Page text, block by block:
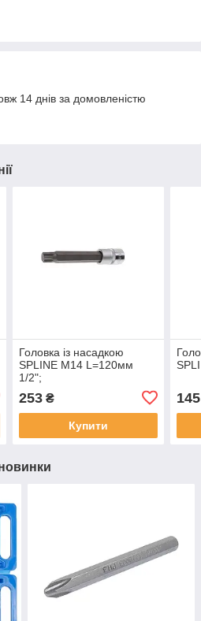
14 днів за домовленістю
Головка із насадкою
SPLINE M14 L=120мм
1/2";
253₴
Купити
145